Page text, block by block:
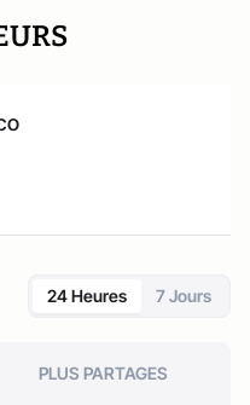
24 Heures 7 Jours
PLUS PARTAGES